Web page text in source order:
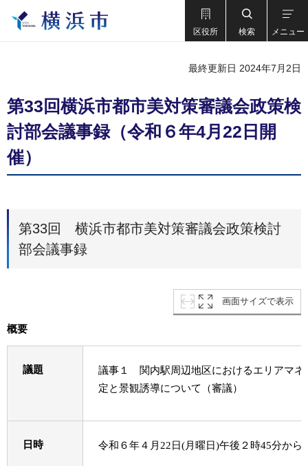
区役所 検索 メニュー
最終更新日 2024年7月2日
第33回横浜市都市美対策審議会政策検
討部会議事録（令和６年4月22日開
催）
第33回 横浜市都市美対策審議会政策検討
部会議事録
画面サイズで表示
概要
議題
議事１ 関内駅周辺地区におけるエリアマネ
定と景観誘導について（審議）
日時 令和６年４月22日(月曜日)午後２時45分から